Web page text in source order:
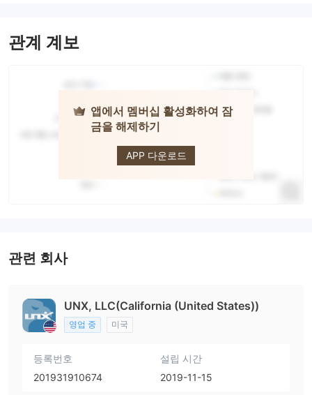
관계 계보
앱에서 멤버십 활성화하여 잠
금을 해제하기
APP 다운로드
UNX
관련 회사
UNX, LLC(California (United States))
영업 중 미국
등록번호
201931910674
설립 시간
2019-11-15